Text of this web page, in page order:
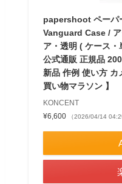
papershoot ペーパ
Vanguard Case / ア
ア・透明 ( ケース
公式通販 正規品
新品 作例 使い方
買い物マラソン 】
KONCENT
¥6,600
（2026/04/14